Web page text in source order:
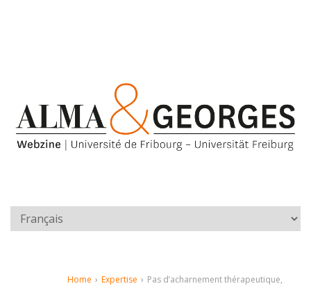
Home › Expertise › Pas d’acharnement thérapeutique,